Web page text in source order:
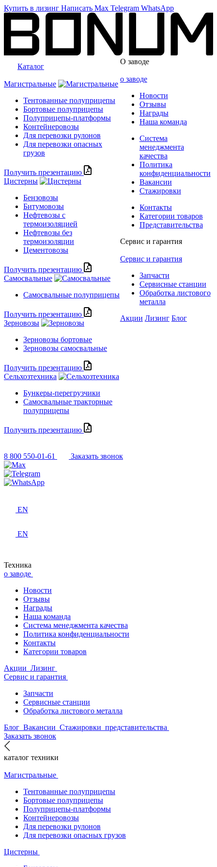
Купить в лизинг Написать Max Telegram WhatsApp
Каталог
Магистральные
Тентованные полуприцепы
Бортовые полуприцепы
Полуприцепы-платформы
Контейнеровозы
Для перевозки рулонов
Для перевозки опасных
грузов
Получить презентацию
Цистерны
Бензовозы
Битумовозы
Нефтевозы с
термоизоляцией
Нефтевозы без
термоизоляции
Цементовозы
Получить презентацию
Самосвальные
Самосвальные полуприцепы
Получить презентацию
Зерновозы
Зерновозы бортовые
Зерновозы самосвальные
Получить презентацию
Сельхозтехника
Бункеры-перегрузчики
Самосвальные тракторные
полуприцепы
Получить презентацию
О заводе
о заводе
Новости
Отзывы
Награды
Наша команда
Система
менеджмента
качества
Политика
конфиденциальности
Вакансии
Стажировки
Контакты
Категории товаров
Представительства
Сервис и гарантия
Сервис и гарантия
Запчасти
Сервисные станции
Обработка листового
металла
Акции Лизинг Блог
8 800 550-01-61 Заказать звонок
EN
EN
Техника
о заводе
Новости
Отзывы
Награды
Наша команда
Система менеджмента качества
Политика конфиденциальности
Контакты
Категории товаров
Акции Лизинг
Сервис и гарантия
Запчасти
Сервисные станции
Обработка листового металла
Блог Вакансии Стажировки представительства
Заказать звонок
каталог техники
Магистральные
Тентованные полуприцепы
Бортовые полуприцепы
Полуприцепы-платформы
Контейнеровозы
Для перевозки рулонов
Для перевозки опасных грузов
Цистерны